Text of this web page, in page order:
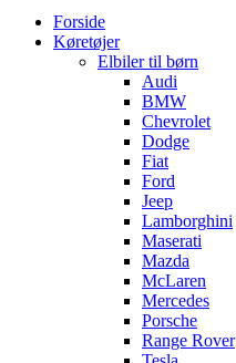
Forside
Køretøjer
Elbiler til børn
Audi
BMW
Chevrolet
Dodge
Fiat
Ford
Jeep
Lamborghini
Maserati
Mazda
McLaren
Mercedes
Porsche
Range Rover